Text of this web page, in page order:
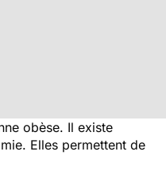
obèse. Il existe
Elles permettent de